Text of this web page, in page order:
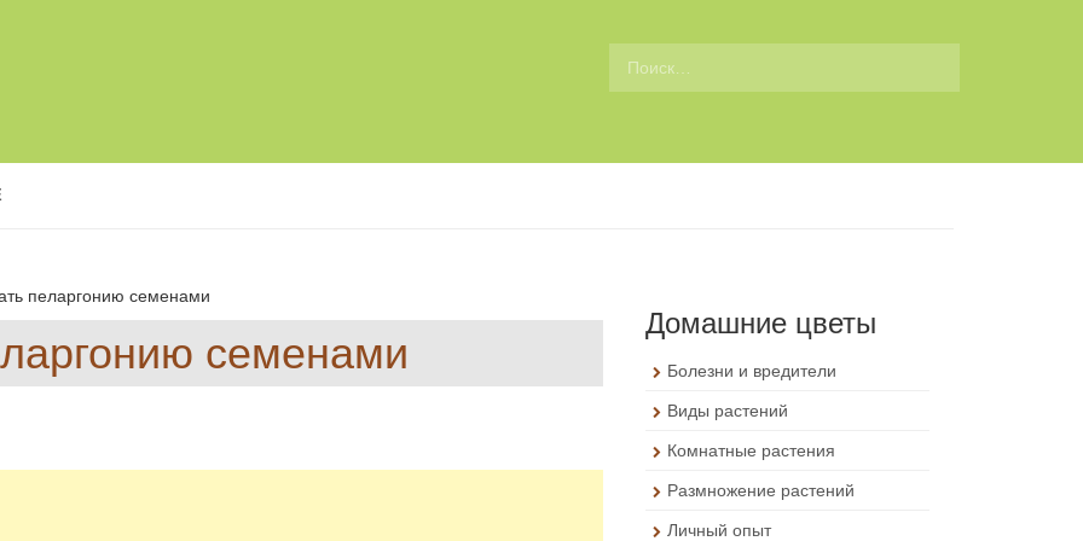
пеларгонию семенами
семенами
Домашние цветы
Болезни и вредители
Виды растений
Комнатные растения
Размножение растений
Личный опыт